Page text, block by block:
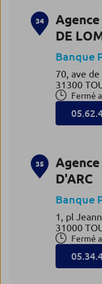
34
Agence
DE
Banque
70, ave
31300
Fermé
35
Agence
D'ARC
Banque
1, pl
31000
Fermé